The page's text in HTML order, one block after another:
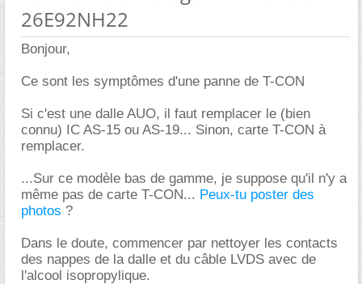
26E92NH22
Bonjour,
Ce sont les symptômes d'une panne de T-CON
Si c'est une dalle AUO, il faut remplacer le (bien
connu) IC AS-15 ou AS-19... Sinon, carte T-CON à
remplacer.
...Sur ce modèle bas de gamme, je suppose qu'il n'y a
même pas de carte T-CON... Peux-tu poster des
photos ?
Dans le doute, commencer par nettoyer les contacts
des nappes de la dalle et du câble LVDS avec de
l'alcool isopropylique.